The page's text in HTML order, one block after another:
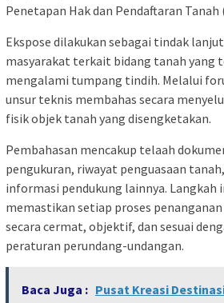
Penetapan Hak dan Pendaftaran Tanah
Ekspose dilakukan sebagai tindak
masyarakat terkait bidang tanah yang
mengalami tumpang tindih. Melalui
unsur teknis membahas secara
fisik objek tanah yang disengketakan.
Pembahasan mencakup telaah
pengukuran, riwayat penguasaan
informasi pendukung lainnya. Langkah
memastikan setiap proses
secara cermat, objektif, dan sesuai
peraturan perundang-undangan.
Baca Juga : Pusat Kreasi